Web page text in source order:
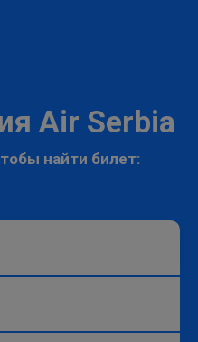
Air Serbia
найти билет: